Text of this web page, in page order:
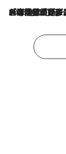
2026.8.3
「今後値上げがあるとすれば…」「リスクがあるのは今年の冬」エネルギー専門家が語る、ホルムズ海峡封鎖が家庭にもたらす“ある心配”